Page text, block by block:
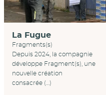
La Fugue
Fragments(s)
Depuis 2024, la compagnie
développe Fragment(s), une
nouvelle création
consacrée (…)